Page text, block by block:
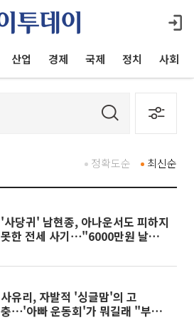
산업 경제 국제 정치 사회
최신순
정확도순
'사당귀' 남현종, 아나운서도 피하지
못한 전세 사기⋯"6000만원 날리고
사유리, 자발적 '싱글맘'의 고
충⋯'아빠 운동회'가 뭐길래 "부동